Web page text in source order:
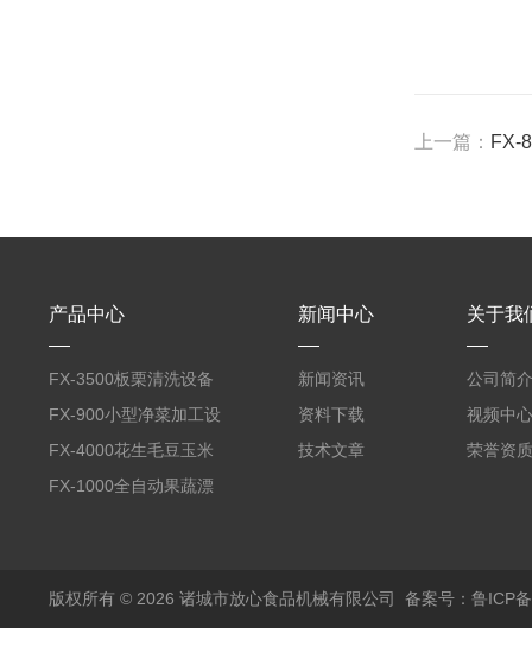
上一篇： FX-
产品中心
FX-3500板栗清洗设备
全自动气泡清洗机
FX-900小型净菜加工设
备野菜清洗机
FX-4000花生毛豆玉米
蒸煮漂烫机
FX-1000全自动果蔬漂
新闻中心
新闻资讯
资料下载
技术文章
关于我
公司简介
视频中心
荣誉资质
版权所有 © 2026 诸城市放心食品机械有限公司 备案号：鲁ICP